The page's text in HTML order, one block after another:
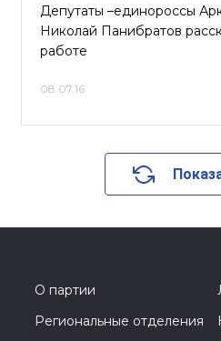
Депутаты –единороссы
Николай Панибратов
работе
08.07.16
О партии
Региональные отделения